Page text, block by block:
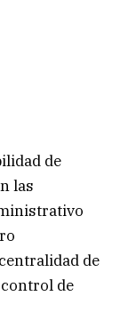
de
las
de
de